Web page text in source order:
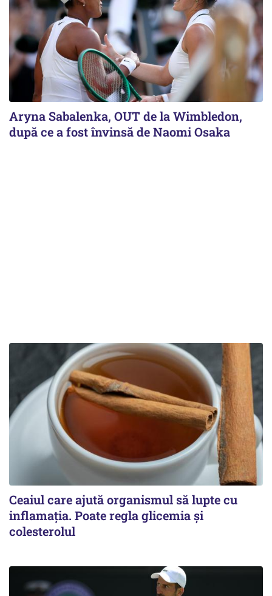
Aryna Sabalenka, OUT de la Wimbledon,
după ce a fost învinsă de Naomi Osaka
Ceaiul care ajută organismul să lupte cu
inflamația. Poate regla glicemia și
colesterolul